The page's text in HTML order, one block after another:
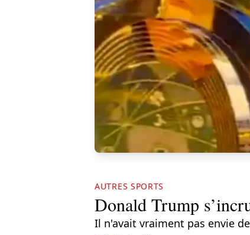
AUTRES SPORTS
Donald Trump
Il n'avait vraiment pas envie